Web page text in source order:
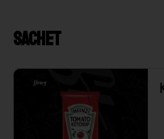
Sachet